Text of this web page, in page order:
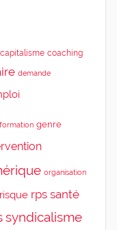
capitalisme coaching
demande
formation genre
organisation
risque rps santé
syndicalisme